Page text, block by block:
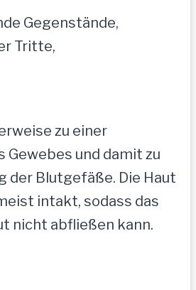
Gegenstände,
Tritte,
zu einer
Gewebes und damit zu
der Blutgefäße. Die Haut
intakt, sodass das
nicht abfließen kann.